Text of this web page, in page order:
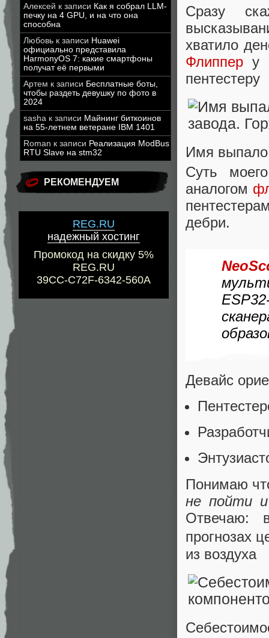
Алексей к записи Как я собрал LLM-
печку на 4 GPU, и на что она
способна
Любовь к записи Huawei
официально представила
HarmonyOS 7: какие смартфоны
получат её первыми
Артем к записи Бесплатные боты,
чтобы раздеть девушку по фото в
2024
sasha к записи Майнинг биткоинов
на 55-летнем ветеране IBM 1401
Roman к записи Реализация ModBus
RTU Slave на stm32
РЕКОМЕНДУЕМ
REG.RU
надежный хостинг
Промокод на скидку 5%
REG.RU
39CC-C72F-6342-560A
Сразу
хватило
Флиппер у
пентестеру
Имя выпало
Суть
аналогом
дебри.
Девайс
Понимаю
не пойти
Отвечаю:
прогнозах
из воздуха